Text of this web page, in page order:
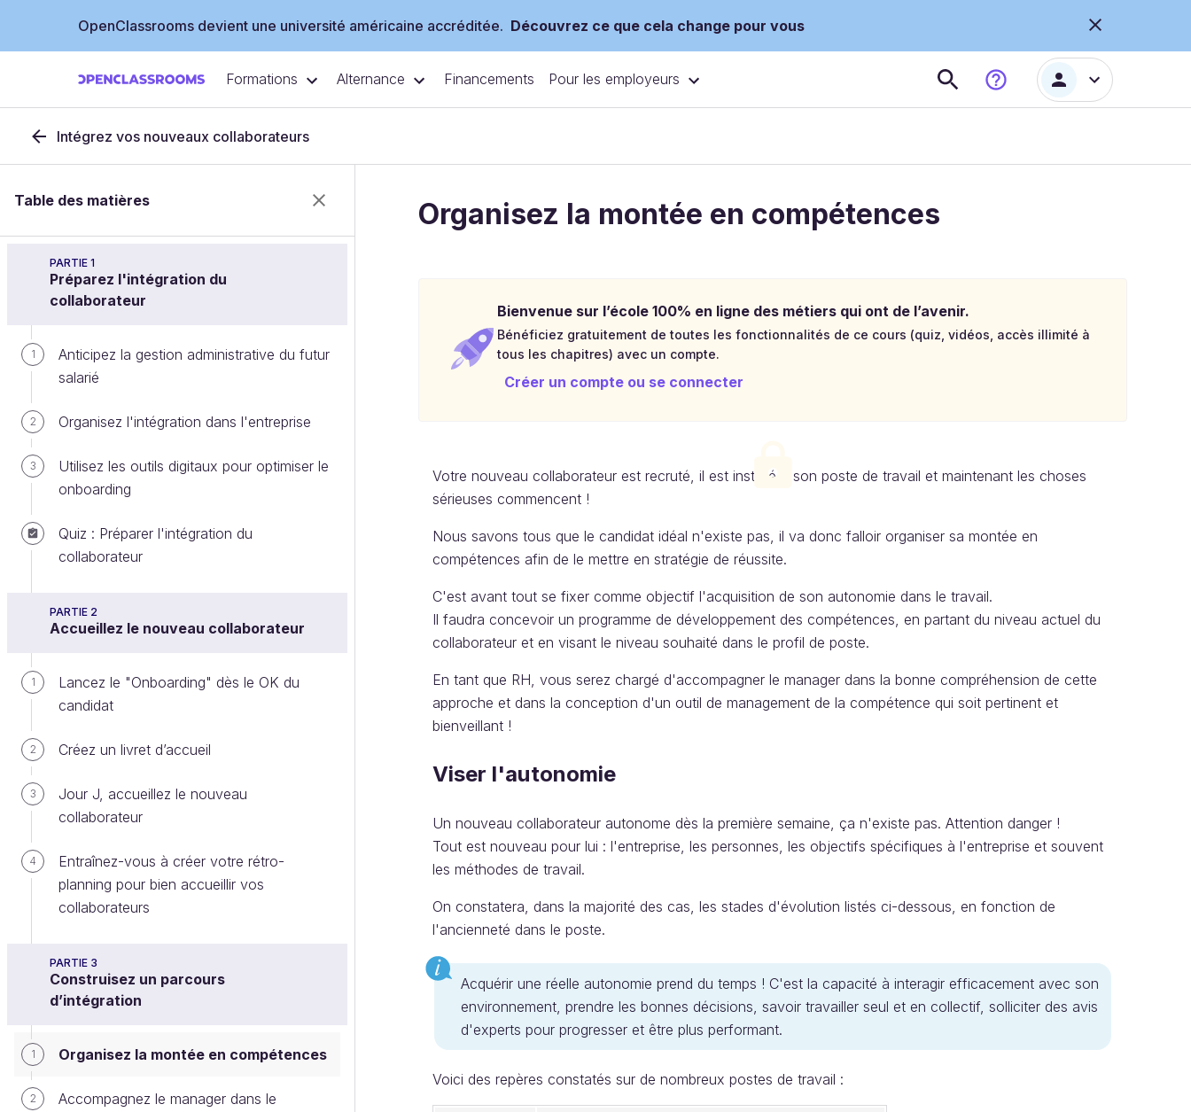
OpenClassrooms devient une université américaine accréditée. Découvrez ce que cela change pour vous
Formations Alternance Financements Pour les employeurs
Intégrez vos nouveaux collaborateurs
Table des matières
PARTIE 1
Préparez l'intégration du
collaborateur
1
Anticipez la gestion administrative du futur
salarié
2 Organisez l'intégration dans l'entreprise
3
Utilisez les outils digitaux pour optimiser le
onboarding
Quiz : Préparer l'intégration du
collaborateur
PARTIE 2
Accueillez le nouveau collaborateur
1
Lancez le "Onboarding" dès le OK du
candidat
2 Créez un livret d’accueil
3
Jour J, accueillez le nouveau
collaborateur
4
Entraînez-vous à créer votre rétro-
planning pour bien accueillir vos
collaborateurs
PARTIE 3
Construisez un parcours
d’intégration
1 Organisez la montée en compétences
2
Accompagnez le manager dans le
Organisez la montée en compétences
Bienvenue sur l’école 100% en ligne des métiers qui ont de l’avenir.
Bénéficiez gratuitement de toutes les fonctionnalités de ce cours (quiz, vidéos, accès illimité à
tous les chapitres) avec un compte.
Créer un compte ou se connecter
Votre nouveau collaborateur est recruté, il est installé à son poste de travail et maintenant les choses
sérieuses commencent !
Nous savons tous que le candidat idéal n'existe pas, il va donc falloir organiser sa montée en
compétences afin de le mettre en stratégie de réussite.
C'est avant tout se fixer comme objectif l'acquisition de son autonomie dans le travail.
Il faudra concevoir un programme de développement des compétences, en partant du niveau actuel du
collaborateur et en visant le niveau souhaité dans le profil de poste.
En tant que RH, vous serez chargé d'accompagner le manager dans la bonne compréhension de cette
approche et dans la conception d'un outil de management de la compétence qui soit pertinent et
bienveillant !
Viser l'autonomie
Un nouveau collaborateur autonome dès la première semaine, ça n'existe pas. Attention danger !
Tout est nouveau pour lui : l'entreprise, les personnes, les objectifs spécifiques à l'entreprise et souvent
les méthodes de travail.
On constatera, dans la majorité des cas, les stades d'évolution listés ci-dessous, en fonction de
l'ancienneté dans le poste.
Acquérir une réelle autonomie prend du temps ! C'est la capacité à interagir efficacement avec son
environnement, prendre les bonnes décisions, savoir travailler seul et en collectif, solliciter des avis
d'experts pour progresser et être plus performant.
Voici des repères constatés sur de nombreux postes de travail :